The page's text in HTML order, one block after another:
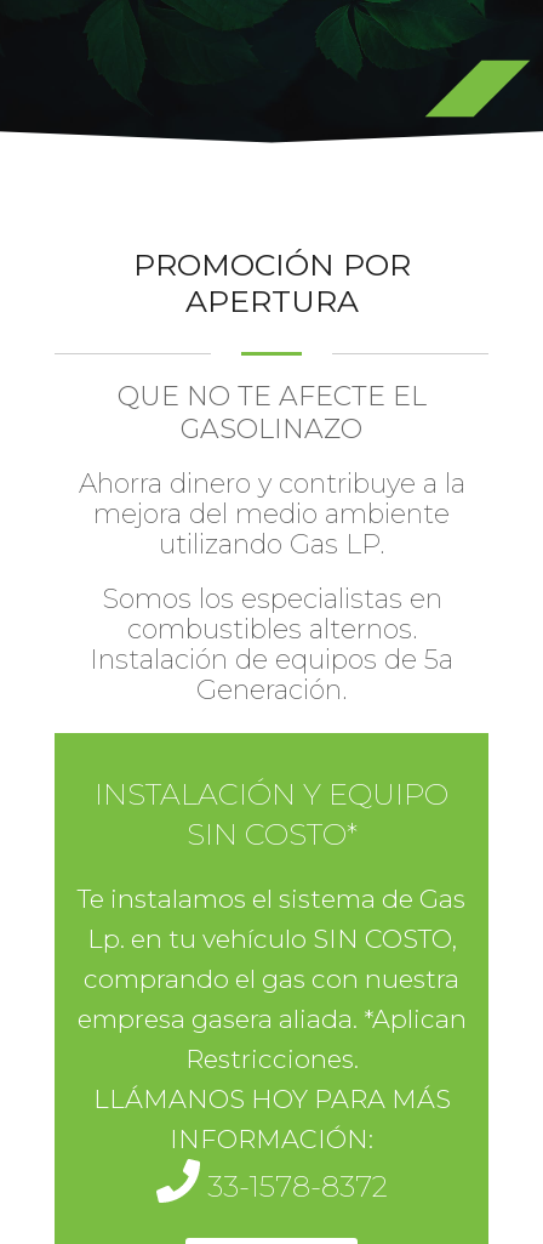
PROMOCIÓN POR
APERTURA
QUE NO TE AFECTE EL
GASOLINAZO
Ahorra dinero y contribuye a la
mejora del medio ambiente
utilizando Gas LP.
Somos los especialistas en
combustibles alternos.
Instalación de equipos de 5a
Generación.
INSTALACIÓN Y EQUIPO
SIN COSTO*
Te instalamos el sistema de Gas
Lp. en tu vehículo SIN COSTO,
comprando el gas con nuestra
empresa gasera aliada. *Aplican
Restricciones.
LLÁMANOS HOY PARA MÁS
INFORMACIÓN:
33-1578-8372